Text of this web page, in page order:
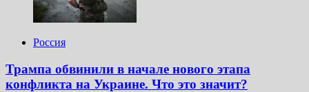
Россия
Трампа обвинили в начале нового этапа
конфликта на Украине. Что это значит?